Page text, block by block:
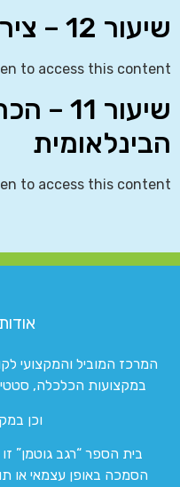
שיעור 12 – צירופי עסקים
to access this content
שיעור
הבינלאומית
to access this content
במקצועות הכלכלה,
וכן
בית הספר “רגב גוטמן”
הסמכה באופן עצמאי או